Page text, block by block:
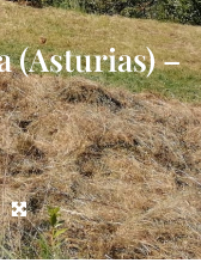
(Asturias) –